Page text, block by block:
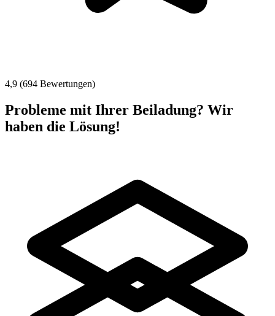
4,9 (694 Bewertungen)
Probleme mit Ihrer Beiladung? Wir
haben die Lösung!